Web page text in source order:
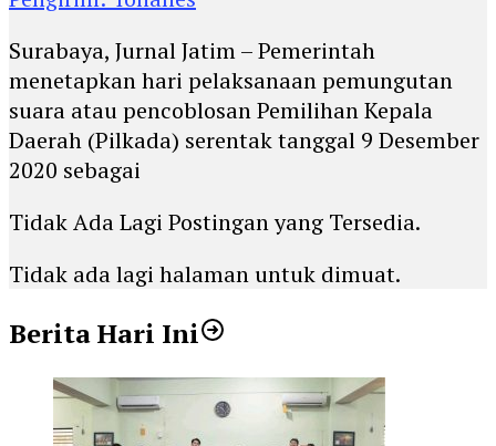
Surabaya, Jurnal Jatim – Pemerintah
menetapkan hari pelaksanaan pemungutan
suara atau pencoblosan Pemilihan Kepala
Daerah (Pilkada) serentak tanggal 9 Desember
2020 sebagai
Tidak Ada Lagi Postingan yang Tersedia.
Tidak ada lagi halaman untuk dimuat.
Berita Hari Ini